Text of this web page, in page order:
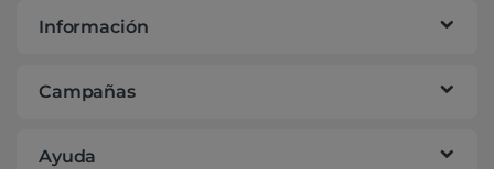
Información
Campañas
Ayuda